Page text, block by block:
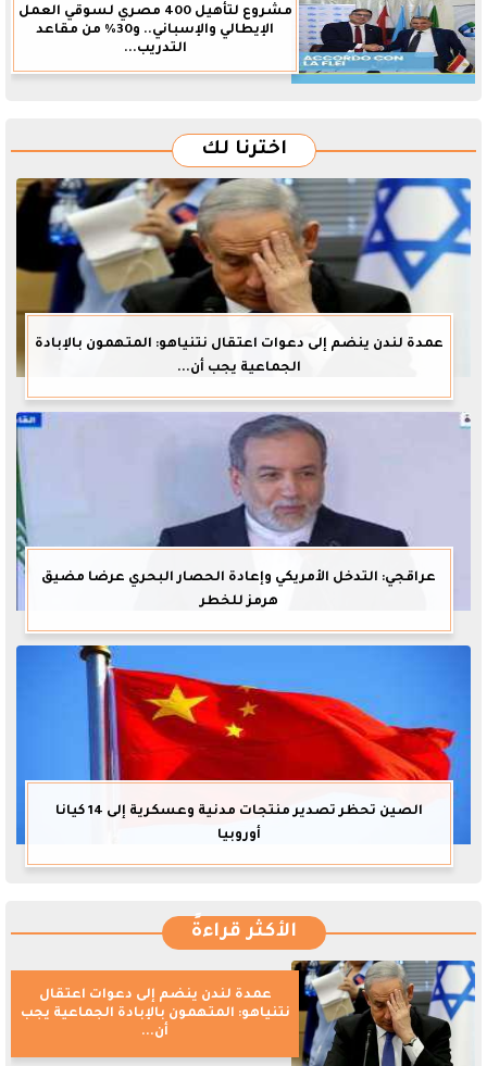
مشروع لتأهيل 400 مصري لسوقي العمل
الإيطالي والإسباني.. و30% من مقاعد
التدريب...
اخترنا لك
عمدة لندن ينضم إلى دعوات اعتقال نتنياهو: المتهمون بالإبادة
الجماعية يجب أن...
عراقجي: التدخل الأمريكي وإعادة الحصار البحري عرضا مضيق
هرمز للخطر
الصين تحظر تصدير منتجات مدنية وعسكرية إلى 14 كيانا
أوروبيا
الأكثر قراءةً
عمدة لندن ينضم إلى دعوات اعتقال
نتنياهو: المتهمون بالإبادة الجماعية يجب
أن...